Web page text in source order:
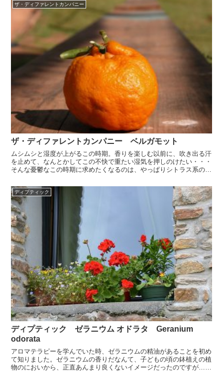
ザ・ディファレントカンパニー
ザ・ディファレントカンパニー ベルガモット
ムシムシと湿度が上がるこの時期。香りを楽しむ以前に、吹き出る汗
を止めて、なんとかしてこの不快で重たい湿気を押しのけたい・・・
そんな憂鬱なこの時期に求めたくなるのは、やっぱりシトラス系のフ
ディプティック
ディプティック ゼラニウム オドラタ Geranium
odorata
アロマテラピーを学んでいた時、ゼラニウムの精油があることを初め
て知りました。ゼラニウムの香りだなんて、子どもの頃の鉢植えの植
物のにおいから、正直あんまり良くないイメージだったのですが…ど